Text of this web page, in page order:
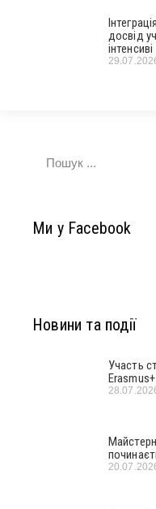
досвід
Ми у Facebook
Новини та події
Участь